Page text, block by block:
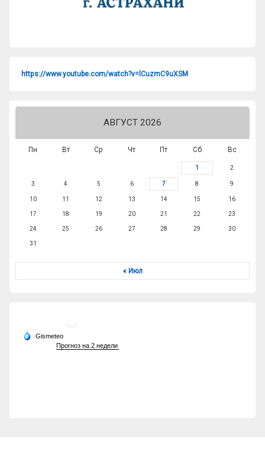
https://www.youtube.com/watch?v=lCuzmC9uXSM
АВГУСТ 2026
Пн Вт Ср Чт Пт Сб Вс
1 2
3 4 5 6 7 8 9
10 11 12 13 14 15 16
17 18 19 20 21 22 23
24 25 26 27 28 29 30
31
« Июл